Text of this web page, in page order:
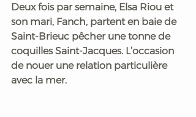
Deux fois par semaine, Elsa Riou et
son mari, Fanch, partent en baie de
Saint-Brieuc pêcher une tonne de
coquilles Saint-Jacques. L’occasion
de nouer une relation particulière
avec la mer.